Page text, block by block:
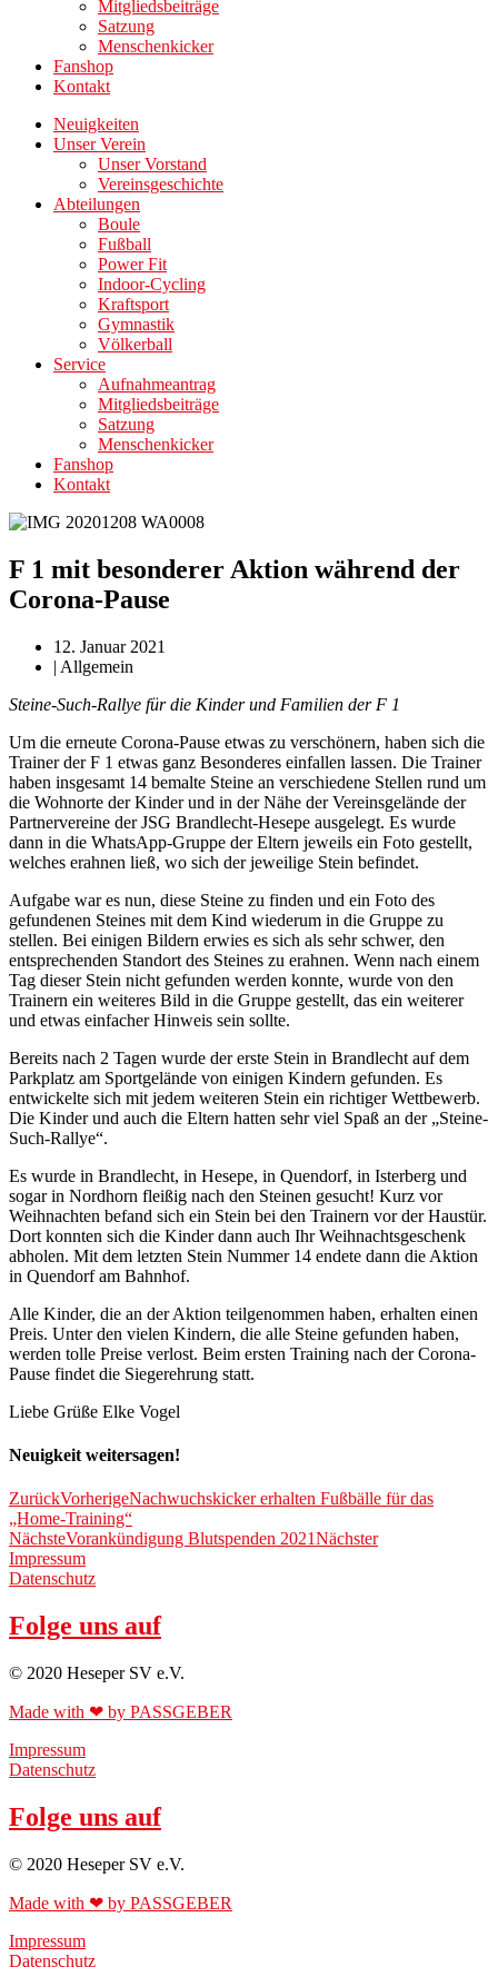
Mitgliedsbeiträge
Satzung
Menschenkicker
Fanshop
Kontakt
Neuigkeiten
Unser Verein
Unser Vorstand
Vereinsgeschichte
Abteilungen
Boule
Fußball
Power Fit
Indoor-Cycling
Kraftsport
Gymnastik
Völkerball
Service
Aufnahmeantrag
Mitgliedsbeiträge
Satzung
Menschenkicker
Fanshop
Kontakt
F 1 mit besonderer Aktion während der
Corona-Pause
12. Januar 2021
| Allgemein
Steine-Such-Rallye für die Kinder und Familien der F 1
Um die erneute Corona-Pause etwas zu verschönern, haben sich die
Trainer der F 1 etwas ganz Besonderes einfallen lassen. Die Trainer
haben insgesamt 14 bemalte Steine an verschiedene Stellen rund um
die Wohnorte der Kinder und in der Nähe der Vereinsgelände der
Partnervereine der JSG Brandlecht-Hesepe ausgelegt. Es wurde
dann in die WhatsApp-Gruppe der Eltern jeweils ein Foto gestellt,
welches erahnen ließ, wo sich der jeweilige Stein befindet.
Aufgabe war es nun, diese Steine zu finden und ein Foto des
gefundenen Steines mit dem Kind wiederum in die Gruppe zu
stellen. Bei einigen Bildern erwies es sich als sehr schwer, den
entsprechenden Standort des Steines zu erahnen. Wenn nach einem
Tag dieser Stein nicht gefunden werden konnte, wurde von den
Trainern ein weiteres Bild in die Gruppe gestellt, das ein weiterer
und etwas einfacher Hinweis sein sollte.
Bereits nach 2 Tagen wurde der erste Stein in Brandlecht auf dem
Parkplatz am Sportgelände von einigen Kindern gefunden. Es
entwickelte sich mit jedem weiteren Stein ein richtiger Wettbewerb.
Die Kinder und auch die Eltern hatten sehr viel Spaß an der „Steine-
Such-Rallye“.
Es wurde in Brandlecht, in Hesepe, in Quendorf, in Isterberg und
sogar in Nordhorn fleißig nach den Steinen gesucht! Kurz vor
Weihnachten befand sich ein Stein bei den Trainern vor der Haustür.
Dort konnten sich die Kinder dann auch Ihr Weihnachtsgeschenk
abholen. Mit dem letzten Stein Nummer 14 endete dann die Aktion
in Quendorf am Bahnhof.
Alle Kinder, die an der Aktion teilgenommen haben, erhalten einen
Preis. Unter den vielen Kindern, die alle Steine gefunden haben,
werden tolle Preise verlost. Beim ersten Training nach der Corona-
Pause findet die Siegerehrung statt.
Liebe Grüße Elke Vogel
Neuigkeit weitersagen!
ZurückVorherigeNachwuchskicker erhalten Fußbälle für das
„Home-Training“
NächsteVorankündigung Blutspenden 2021Nächster
Impressum
Datenschutz
Folge uns auf
© 2020 Heseper SV e.V.
Made with ❤ by PASSGEBER
Impressum
Datenschutz
Folge uns auf
© 2020 Heseper SV e.V.
Made with ❤ by PASSGEBER
Impressum
Datenschutz